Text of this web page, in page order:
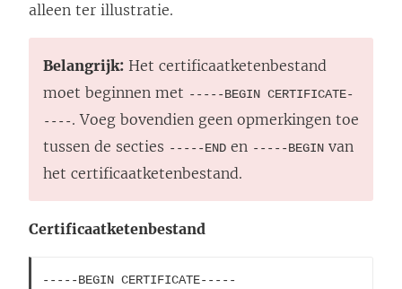
alleen ter illustratie.
Belangrijk: Het certificaatketenbestand
moet beginnen met -----BEGIN CERTIFICATE-
----. Voeg bovendien geen opmerkingen toe
tussen de secties -----END en -----BEGIN van
het certificaatketenbestand.
Certificaatketenbestand
-----BEGIN CERTIFICATE-----